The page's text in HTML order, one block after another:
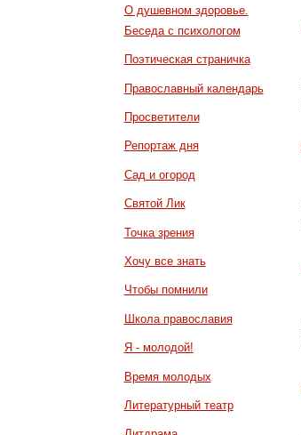
О душевном здоровье.
Беседа с психологом
Поэтическая страничка
Православный календарь
Просветители
Репортаж дня
Сад и огород
Святой Лик
Точка зрения
Хочу все знать
Чтобы помнили
Школа православия
Я - молодой!
Время молодых
Литературный театр